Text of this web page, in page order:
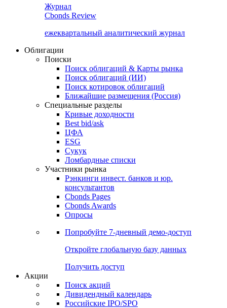
Журнал
Cbonds Review
ежеквартальный аналитический журнал
Облигации
Поиски
Поиск облигаций & Карты рынка
Поиск облигаций (ИИ)
Поиск котировок облигаций
Ближайшие размещения (Россия)
Специальные разделы
Кривые доходности
Best bid/ask
ЦФА
ESG
Сукук
Ломбардные списки
Участники рынка
Рэнкинги инвест. банков и юр.
консультантов
Cbonds Pages
Cbonds Awards
Опросы
Попробуйте 7-дневный демо-доступ
Откройте глобальную базу данных
Получить доступ
Акции
Поиск акций
Дивидендный календарь
Российские IPO/SPO